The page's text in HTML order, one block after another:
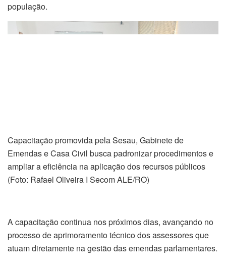
população.
Capacitação promovida pela Sesau, Gabinete de
Emendas e Casa Civil busca padronizar procedimentos e
ampliar a eficiência na aplicação dos recursos públicos
(Foto: Rafael Oliveira I Secom ALE/RO)
A capacitação continua nos próximos dias, avançando no
processo de aprimoramento técnico dos assessores que
atuam diretamente na gestão das emendas parlamentares.